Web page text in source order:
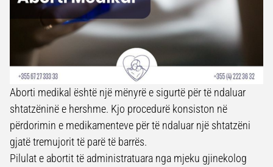
Aborti medikal është një mënyrë e sigurtë për të ndaluar
shtatzëninë e hershme. Kjo procedurë konsiston në
përdorimin e medikamenteve për të ndaluar një shtatzëni
gjatë tremujorit të parë të barrës.
Pilulat e abortit të administratuara nga mjeku gjinekolog